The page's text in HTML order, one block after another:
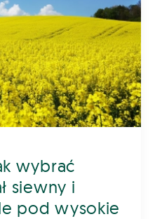
wybrać
siewny i
pod wysokie